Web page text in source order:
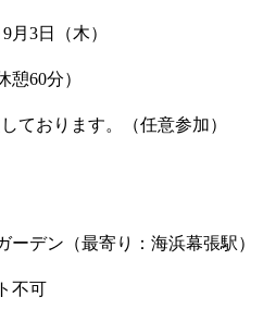
3日（木）
憩60分）
ております。（任意参加）
デン（最寄り：海浜幕張駅）
不可